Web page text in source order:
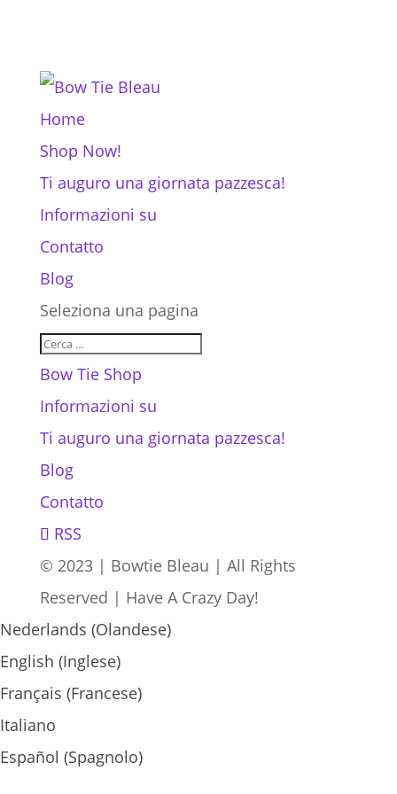
Home
Shop Now!
Ti auguro una giornata pazzesca!
Informazioni su
Contatto
Blog
Seleziona una pagina
Bow Tie Shop
Informazioni su
Ti auguro una giornata pazzesca!
Blog
Contatto
RSS
© 2023 | Bowtie Bleau | All Rights
Reserved | Have A Crazy Day!
Nederlands (Olandese)
English (Inglese)
Français (Francese)
Italiano
Español (Spagnolo)